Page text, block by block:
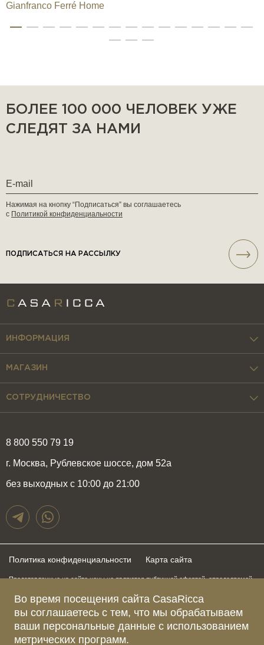
Gianfranco Ferré Home
Во время посещения сайта CasaRicca
вы соглашаетесь с тем, что мы обрабатываем
ваши персональные данные с использованием
метрических программ.
БОЛЕЕ 100 000 ЧЕЛОВЕК УЖЕ
СЛЕДЯТ ЗА НАМИ
Нажимая на кнопку “Подписаться” вы соглашаетесь
с Политикой конфиденциальности
ПОДПИСАТЬСЯ НА РАССЫЛКУ
8 800 550 79 19
г. Москва, Рублевское шоссе, дом 52а
без выходных с 10:00 до 21:00
ИНФОРМАЦИЯ
МАГАЗИН
СОТРУДНИЧЕСТВО
Политика конфиденциальности Карта сайта
Представленные на сайте цены не являются публичной офертой, определяемой
быть изменены в любое время без предупреждения. Для получения актуальной и
подробной информации о стоимости, сроках и условиях поставки просьба
обращаться к менеджерам по указанным выше телефонам
Зарегистрированное название компании